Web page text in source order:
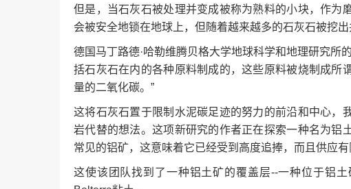
但是，当石灰石被处理并变成被称为熟料的小块，作为
会被安全地锁在地球上，但随着越来越多的石灰石被挖
德国马丁路德·哈勒维腾贝格大学地球科学和地理研究所
括石灰石在内的各种原料制成的，这些原料被烧制成所
量的二氧化碳。”
这将石灰石置于限制水泥碳足迹的努力的前沿和中心，
岩代替的想法。这项新研究的作者正在探索一种名为铝
常见的铝矿，这意味着它已经受到高度追捧，而且供应有
这使该团队找到了一种铝土矿的覆盖层--一种位于铝